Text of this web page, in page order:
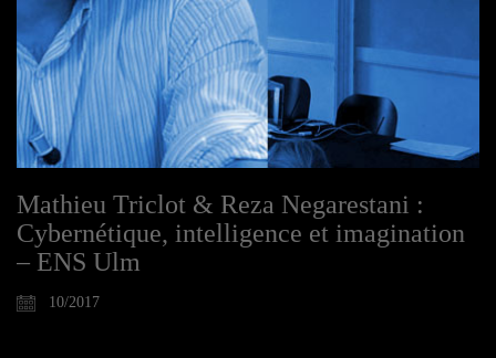
Mathieu Triclot & Reza Negarestani :
Cybernétique, intelligence et imagination
– ENS Ulm
10/2017